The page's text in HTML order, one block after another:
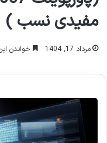
مفیدی نسب )
مرداد 17, 1404 خواندن این مطلب 14